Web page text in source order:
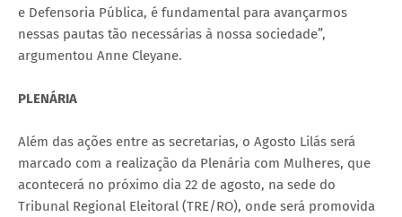
e Defensoria Pública, é fundamental para avançarmos
nessas pautas tão necessárias à nossa sociedade”,
argumentou Anne Cleyane.
PLENÁRIA
Além das ações entre as secretarias, o Agosto Lilás será
marcado com a realização da Plenária com Mulheres, que
acontecerá no próximo dia 22 de agosto, na sede do
Tribunal Regional Eleitoral (TRE/RO), onde será promovida